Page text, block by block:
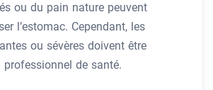
ou du pain nature peuvent
l’estomac. Cependant, les
ou sévères doivent être
professionnel de santé.